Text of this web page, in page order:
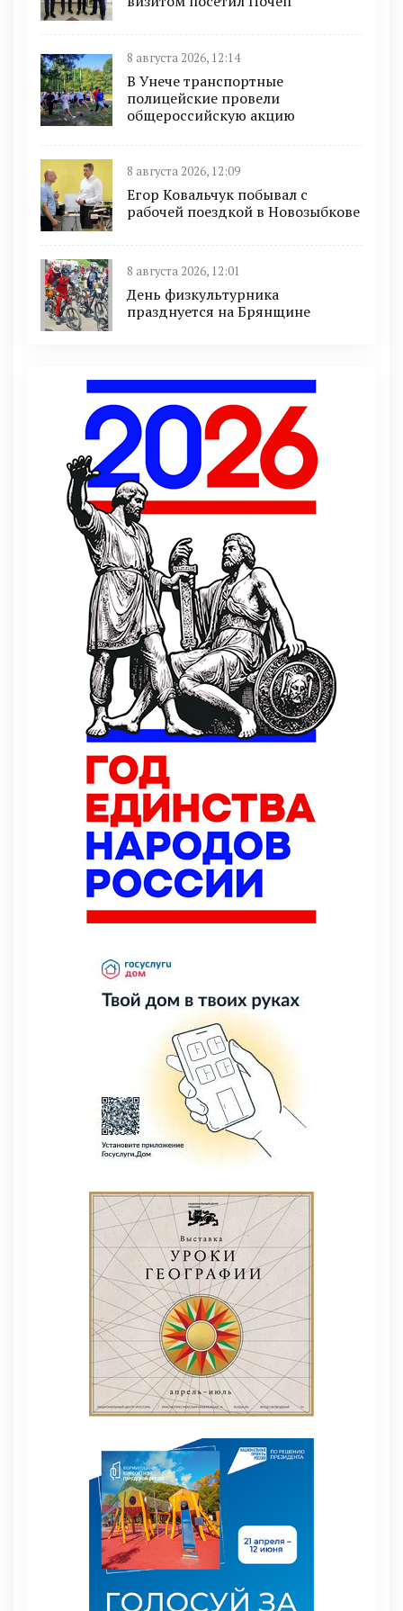
8 августа 2026, 12:14
В Унече транспортные
полицейские провели
общероссийскую акцию
8 августа 2026, 12:09
Егор Ковальчук побывал с
рабочей поездкой в Новозыбкове
8 августа 2026, 12:01
День физкультурника
празднуется на Брянщине